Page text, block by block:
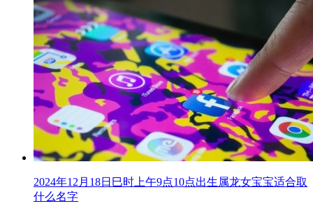
2024年12月18日巳时上午9点10点出生属龙女宝宝适合取
什么名字